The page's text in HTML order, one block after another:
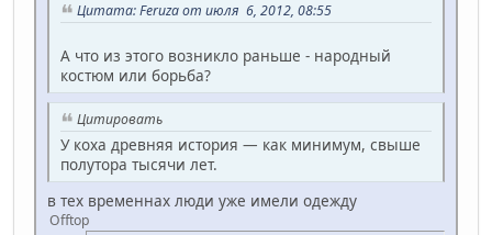
Цитата: Feruza от июля 6, 2012, 08:55
А что из этого возникло раньше - народный
костюм или борьба?
Цитировать
У коха древняя история — как минимум, свыше
полутора тысячи лет.
в тех временнах люди уже имели одежду
Offtop